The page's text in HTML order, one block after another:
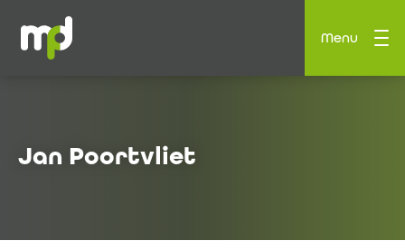
Menu
Jan Poortvliet